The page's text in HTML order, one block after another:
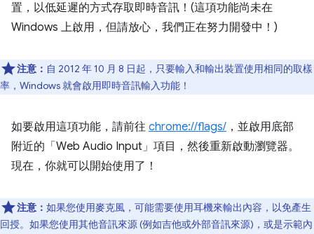
置，以低延遲的方式存取即時音訊！(這項功能尚未在
Windows 上啟用，但請放心，我們正在努力開發中！)
注意： 自 2012 年 10 月 8 日起，只要輸入和輸出裝置使用相同的取樣
率，Windows 就會啟用即時音訊輸入功能！
如要啟用這項功能，請前往 chrome://flags/ ，並啟用底部
附近的「Web Audio Input」項目，然後重新啟動瀏覽器。
現在，你就可以開始使用了！
注意： 如果您使用麥克風，可能需要使用耳機來輸出內容，以免產生
回授。如果您使用其他音訊來源 (例如吉他或外部音訊來源)，或是示範內